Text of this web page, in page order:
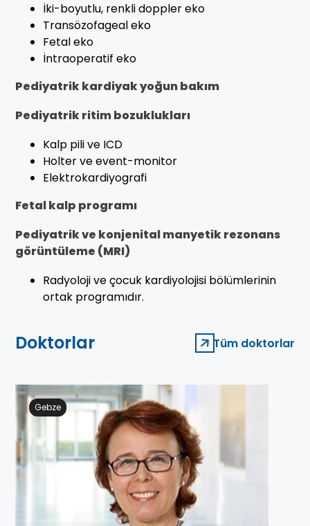
İki-boyutlu, renkli doppler eko
Transözofageal eko
Fetal eko
İntraoperatif eko
Pediyatrik kardiyak yoğun bakım
Pediyatrik ritim bozuklukları
Kalp pili ve ICD
Holter ve event-monitor
Elektrokardiyografi
Fetal kalp programı
Pediyatrik ve konjenital manyetik rezonans
görüntüleme (MRI)
Radyoloji ve çocuk kardiyolojisi bölümlerinin
ortak programıdır.
Doktorlar Tüm doktorlar
Gebze